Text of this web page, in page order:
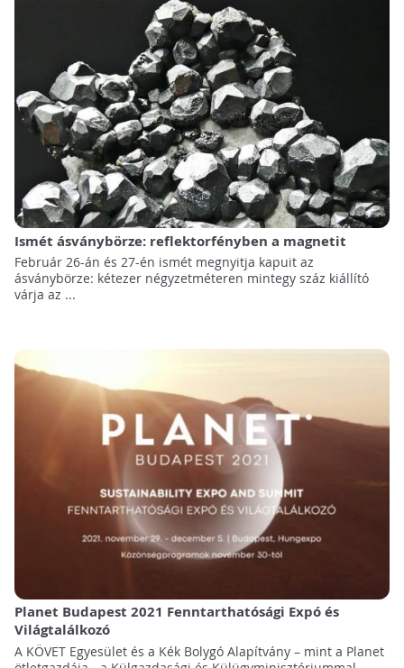
Ismét ásványbörze: reflektorfényben a magnetit
Február 26-án és 27-én ismét megnyitja kapuit az
ásványbörze: kétezer négyzetméteren mintegy száz kiállító
várja az ...
Planet Budapest 2021 Fenntarthatósági Expó és
Világtalálkozó
A KÖVET Egyesület és a Kék Bolygó Alapítvány – mint a Planet